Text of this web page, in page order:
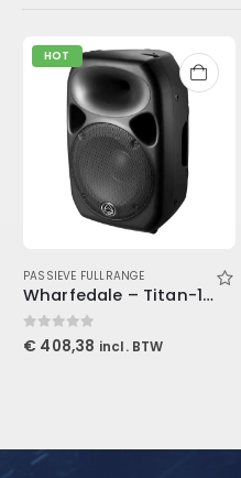
HOT
PASSIEVE FULLRANGE
Wharfedale – Titan-12Z
0out of 5
€ 408,38 incl. BTW